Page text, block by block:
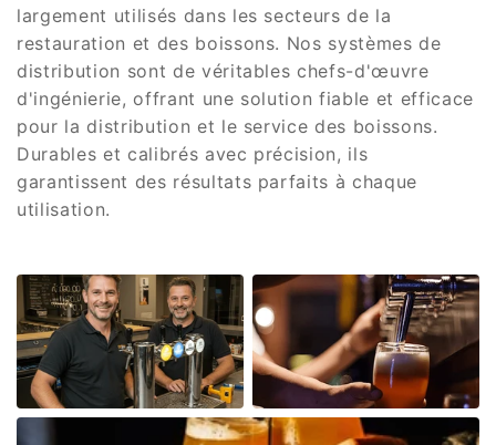
largement utilisés dans les secteurs de la
restauration et des boissons. Nos systèmes de
distribution sont de véritables chefs-d'œuvre
d'ingénierie, offrant une solution fiable et efficace
pour la distribution et le service des boissons.
Durables et calibrés avec précision, ils
garantissent des résultats parfaits à chaque
utilisation.